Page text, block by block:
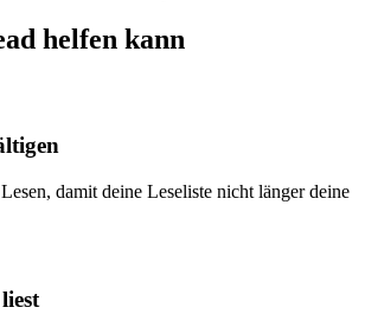
helfen kann
damit deine Leseliste nicht länger deine